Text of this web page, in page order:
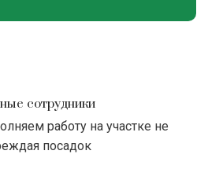
сотрудники
работу на участке не
посадок